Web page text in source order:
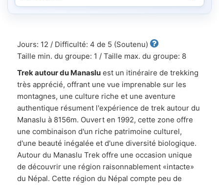
Jours: 12 / Difficulté: 4 de 5 (Soutenu)
Taille min. du groupe: 1 / Taille max. du groupe: 8
Trek autour du Manaslu est un itinéraire de trekking
très apprécié, offrant une vue imprenable sur les
montagnes, une culture riche et une aventure
authentique résument l'expérience de trek autour du
Manaslu à 8156m. Ouvert en 1992, cette zone offre
une combinaison d'un riche patrimoine culturel,
d'une beauté inégalée et d'une diversité biologique.
Autour du Manaslu Trek offre une occasion unique
de découvrir une région raisonnablement «intacte»
du Népal. Cette région du Népal compte peu de